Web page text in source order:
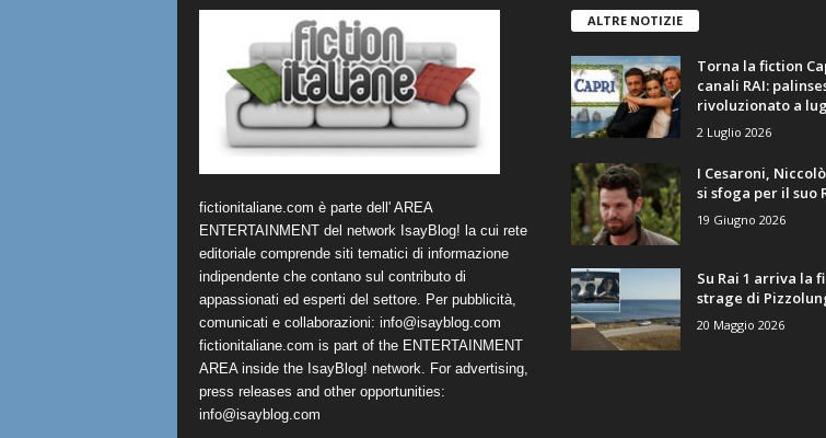
fictionitaliane.com è parte dell' AREA
ENTERTAINMENT del network IsayBlog! la cui rete
editoriale comprende siti tematici di informazione
indipendente che contano sul contributo di
appassionati ed esperti del settore. Per pubblicità,
comunicati e collaborazioni: info@isayblog.com
fictionitaliane.com is part of the ENTERTAINMENT
AREA inside the IsayBlog! network. For advertising,
press releases and other opportunities:
info@isayblog.com
ALTRE NOTIZIE
Torna la fiction
canali RAI:
rivoluzionato a
2 Luglio 2026
I Cesaroni,
si sfoga per il suo
19 Giugno 2026
Su Rai 1 arriva la
strage di
20 Maggio 2026